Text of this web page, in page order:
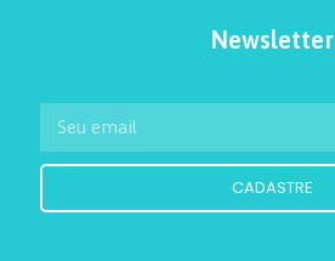
Newsletter
CADASTRE